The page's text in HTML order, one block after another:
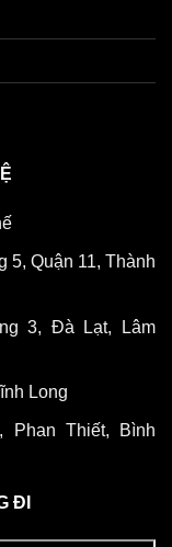
5, Quận 11, Thành
3, Đà Lạt, Lâm
Long
Phan Thiết, Bình
ĐI